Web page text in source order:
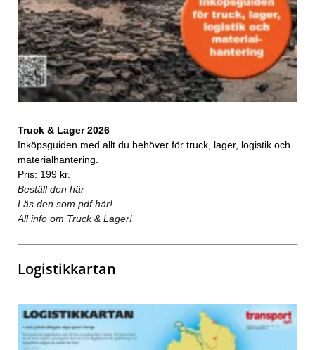
Truck & Lager 2026
Inköpsguiden med allt du behöver för truck, lager, logistik och
materialhantering.
Pris: 199 kr.
Beställ den här
Läs den som pdf här!
All info om Truck & Lager!
Logistikkartan